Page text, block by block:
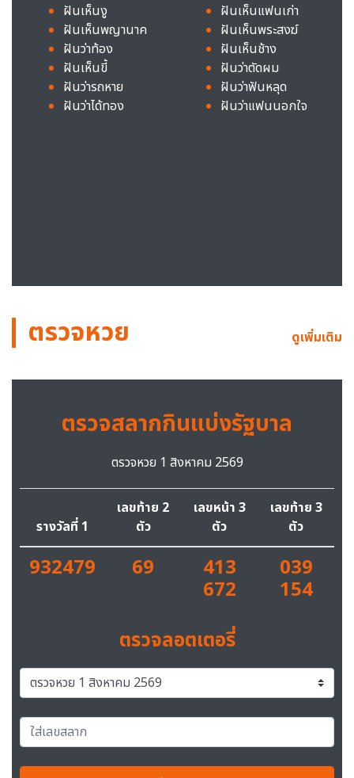
ฝันเห็นงู
ฝันเห็นพญานาค
ฝันว่าท้อง
ฝันเห็นขี้
ฝันว่ารถหาย
ฝันว่าได้ทอง
ฝันเห็นแฟนเก่า
ฝันเห็นพระสงฆ์
ฝันเห็นช้าง
ฝันว่าตัดผม
ฝันว่าฟันหลุด
ฝันว่าแฟนนอกใจ
ตรวจหวย ดูเพิ่มเติม
ตรวจสลากกินแบ่งรัฐบาล
ตรวจหวย 1 สิงหาคม 2569
รางวัลที่ 1
เลขท้าย 2
ตัว
เลขหน้า 3
ตัว
เลขท้าย 3
ตัว
932479 69 413
672
039
154
ตรวจลอตเตอรี่